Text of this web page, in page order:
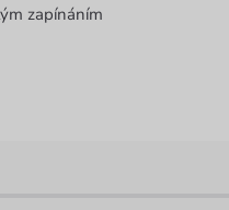
zapínáním